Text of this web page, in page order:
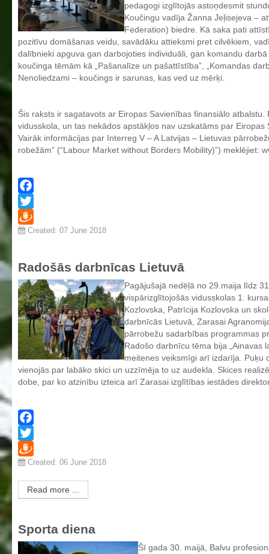
Vispārējās izglītības programmas
Valsts aizsardzības mācību programma
Profesionālās izglītības programmas
Kokizstrādājumu izgatavošana
Komerczinības
Skaistumkopšanas pakalpojumi
Frizieris
Klašu audzinātāju saraksts
Interešu izglītība un pulciņi
Mācību stundu norises laiki
Normatīvie akti
Audzināšanas darba prioritātes
Mācīšanās grupas
Individuālie nepieciešamie mācību līdzekļi un piederumi darbam
stundās
Ēdienkarte
Kontakti
Fotogrāfijas
Karjeras izglītība
pedagogi izglītojās astoņdesmit
Koučingu vadīja Žanna Jeļisejeva –
Federation) biedre. Kā saka pati
pozitīvu domāšanas veidu, savādāku attieksmi pret cilvēkiem,
dalībnieki apguva gan darbojoties individuāli, gan komandu
koučinga tēmām kā „Pašanalīze un pašattīstība”, „Komandas
Nenoliedzami – koučings ir sarunas, kas ved uz mērķi.
Šis raksts ir sagatavots ar Eiropas Savienības finansiālo
vidusskola, un tas nekādos apstākļos nav uzskatāms par Eiropas
Vairāk informācijas par Interreg V – A Latvijas – Lietuvas
robežām” (“Labour Market without Borders Mobility)”) meklējiet:
Facebook
Twitter
Draugiem
Created: 07 June 2018
Radošās darbnīcas Lietuvā
Pagājušajā nedēļā no 29.maija līdz
vispārizglītojošās vidusskolas 1.
Kozlovska, Patrīcija Kozlovska un
darbnīcās Lietuvā, Zarasai
pārrobežu sadarbības programmas
Radošo darbnīcu tēma bija „Ainavas
meitenes veiksmīgi arī izdarīja. Puķu
vienojās par labāko skici un uzzīmēja to uz audekla. Skices
dobe, par ko atzinību izteica arī Zarasai izglītības iestādes
Facebook
Twitter
Draugiem
Created: 06 June 2018
Read more ...
Sporta diena
Šī gada 30. maijā, Balvu